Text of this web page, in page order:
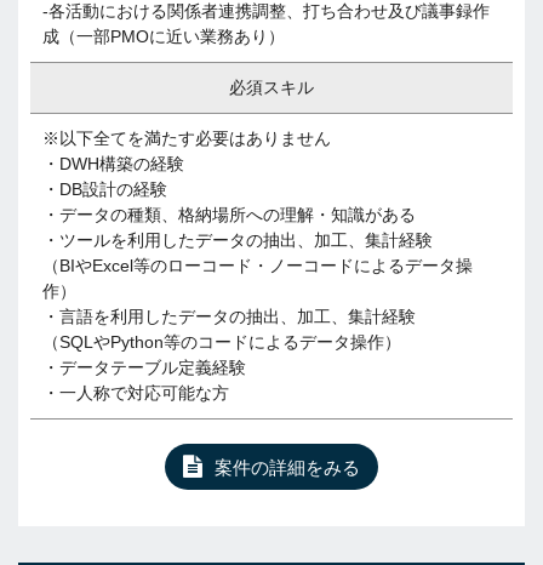
-各活動における関係者連携調整、打ち合わせ及び議事録作
成（一部PMOに近い業務あり）
必須スキル
※以下全てを満たす必要はありません
・DWH構築の経験
・DB設計の経験
・データの種類、格納場所への理解・知識がある
・ツールを利用したデータの抽出、加工、集計経験
（BIやExcel等のローコード・ノーコードによるデータ操
作）
・言語を利用したデータの抽出、加工、集計経験
（SQLやPython等のコードによるデータ操作）
・データテーブル定義経験
・一人称で対応可能な方
案件の詳細をみる